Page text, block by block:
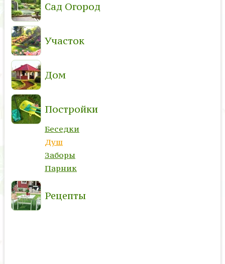
Сад Огород
Участок
Дом
Постройки
Беседки
Душ
Заборы
Парник
Рецепты